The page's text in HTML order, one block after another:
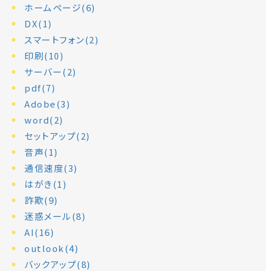
ホームページ(6)
DX(1)
スマートフォン(2)
印刷(10)
サーバー(2)
pdf(7)
Adobe(3)
word(2)
セットアップ(2)
音声(1)
通信速度(3)
はがき(1)
詐欺(9)
迷惑メール(8)
AI(16)
outlook(4)
バックアップ(8)